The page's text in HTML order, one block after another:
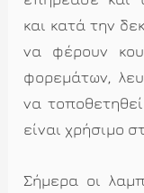
και κατά την
να φέρουν
φορεμάτων,
να
είναι χρήσιμο
Σήμερα οι